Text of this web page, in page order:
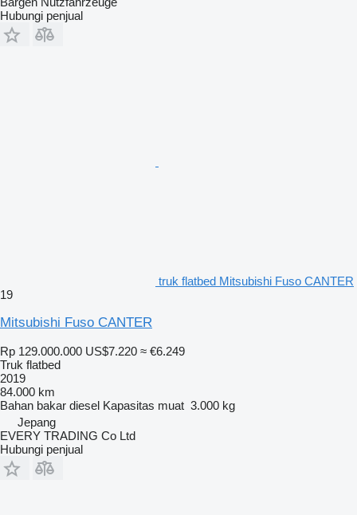
Hubungi penjual
truk flatbed Mitsubishi Fuso CANTER
19
Mitsubishi Fuso CANTER
Rp 129.000.000 US$7.220 ≈ €6.249
Truk flatbed
2019
84.000 km
Bahan bakar diesel Kapasitas muat 3.000 kg
Jepang
EVERY TRADING Co Ltd
Hubungi penjual